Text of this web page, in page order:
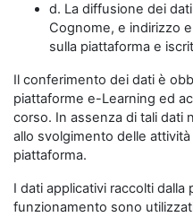
d. La diffusione dei
Cognome, e indirizzo
sulla piattaforma e
Il conferimento dei dati è
piattaforme e-Learning ed
corso. In assenza di tali dati
allo svolgimento delle
piattaforma.
I dati applicativi raccolti
funzionamento sono